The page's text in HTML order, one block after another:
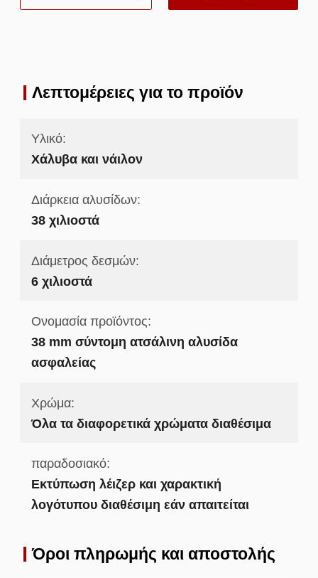
Λεπτομέρειες για το προϊόν
Υλικό:
Χάλυβα και νάιλον
Διάρκεια αλυσίδων:
38 χιλιοστά
Διάμετρος δεσμών:
6 χιλιοστά
Ονομασία προϊόντος:
38 mm σύντομη ατσάλινη αλυσίδα
ασφαλείας
Χρώμα:
Όλα τα διαφορετικά χρώματα διαθέσιμα
παραδοσιακό:
Εκτύπωση λέιζερ και χαρακτική
λογότυπου διαθέσιμη εάν απαιτείται
Όροι πληρωμής και αποστολής